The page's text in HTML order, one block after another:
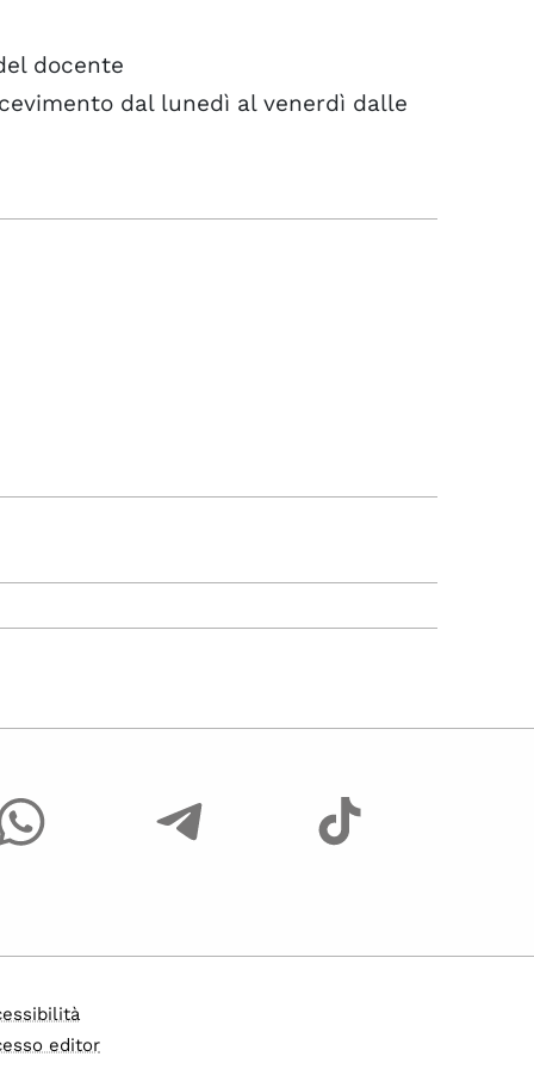
docente
dal lunedì al venerdì dalle
editor